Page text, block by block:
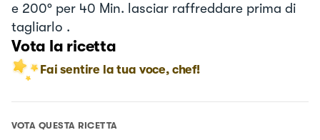
e 200° per 40 Min. lasciar raffreddare prima di
tagliarlo .
Vota la ricetta
Fai sentire la tua voce, chef!
VOTA QUESTA RICETTA